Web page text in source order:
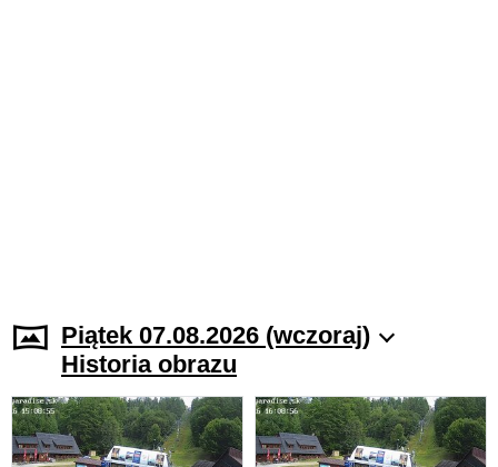
Piątek 07.08.2026 (wczoraj)
Historia obrazu